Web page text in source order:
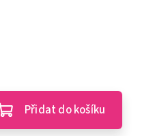
Přidat do košíku